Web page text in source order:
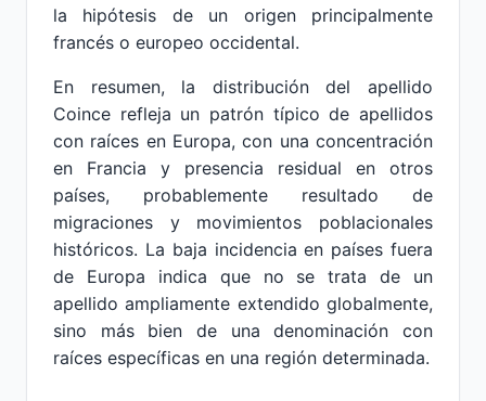
la hipótesis de un origen principalmente
francés o europeo occidental.
En resumen, la distribución del apellido
Coince refleja un patrón típico de apellidos
con raíces en Europa, con una concentración
en Francia y presencia residual en otros
países, probablemente resultado de
migraciones y movimientos poblacionales
históricos. La baja incidencia en países fuera
de Europa indica que no se trata de un
apellido ampliamente extendido globalmente,
sino más bien de una denominación con
raíces específicas en una región determinada.